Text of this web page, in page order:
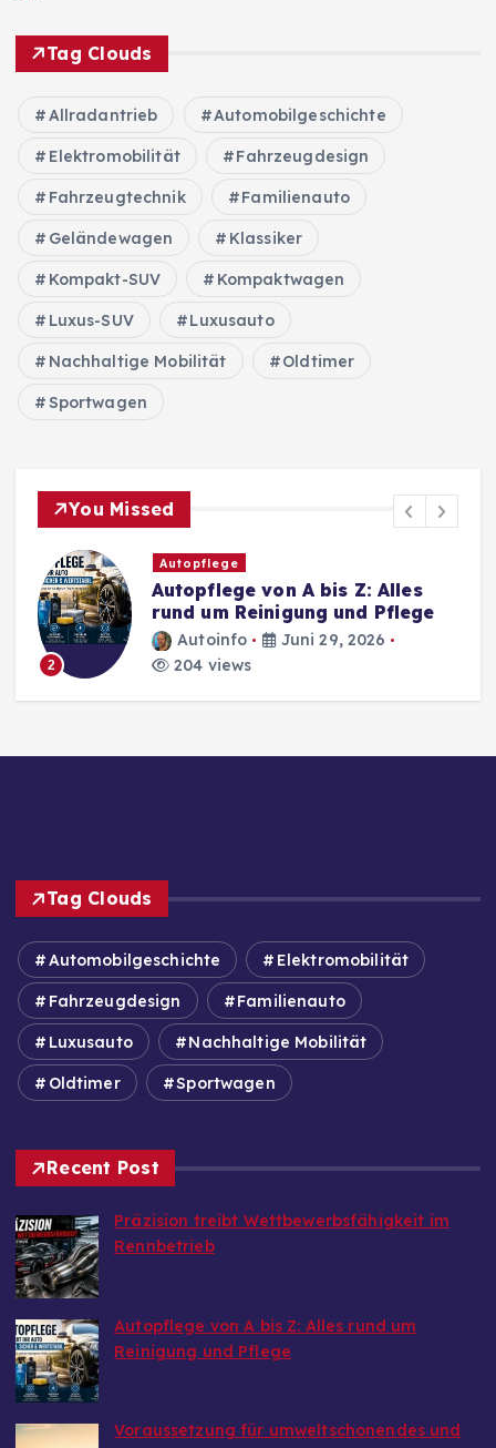
Tag Clouds
Allradantrieb Automobilgeschichte
Elektromobilität Fahrzeugdesign
Fahrzeugtechnik Familienauto
Geländewagen Klassiker
Kompakt-SUV Kompaktwagen
Luxus-SUV Luxusauto
Nachhaltige Mobilität Oldtimer
Sportwagen
You Missed
2
Autopflege
Autopflege von A bis Z: Alles
rund um Reinigung und Pflege
Autoinfo
Juni 29, 2026
204 views
Tag Clouds
Automobilgeschichte Elektromobilität
Fahrzeugdesign Familienauto
Luxusauto Nachhaltige Mobilität
Oldtimer Sportwagen
Recent Post
Präzision treibt Wettbewerbsfähigkeit im
Rennbetrieb
Autopflege von A bis Z: Alles rund um
Reinigung und Pflege
Voraussetzung für umweltschonendes und